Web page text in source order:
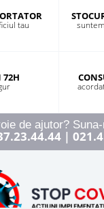
tau
72H
de ajutor?
|